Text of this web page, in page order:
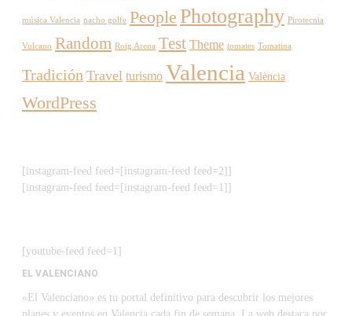
música Valencia nacho golfe People Photography Pirotecnia
Vulcano Random Roig Arena Test Theme tomates Tomatina
Tradición Travel turismo Valencia València
WordPress
[instagram-feed feed=[instagram-feed feed=2]]
[instagram-feed feed=[instagram-feed feed=1]]
[youtube-feed feed=1]
EL VALENCIANO
«El Valenciano» es tu portal definitivo para descubrir los mejores